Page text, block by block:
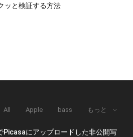
ッと検証する方法
All Apple bass もっと
Picasaにアップロードした非公開写